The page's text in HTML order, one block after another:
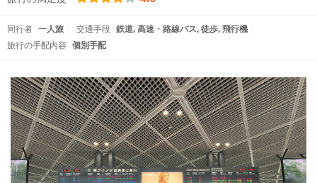
同行者 一人旅 交通手段 鉄道 高速・路線バス 徒歩 飛行機
旅行の手配内容
個別手配